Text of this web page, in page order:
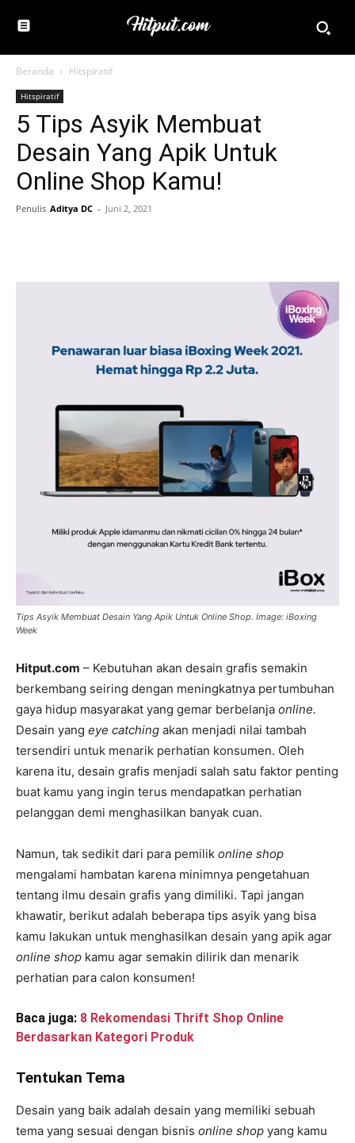
Beranda Hitspiratif
Hitspiratif
5 Tips Asyik Membuat
Desain Yang Apik Untuk
Online Shop Kamu!
Penulis Aditya DC - Juni 2, 2021
Tips Asyik Membuat Desain Yang Apik Untuk Online Shop. Image: iBoxing
Week
Hitput.com – Kebutuhan akan desain grafis semakin
berkembang seiring dengan meningkatnya pertumbuhan
gaya hidup masyarakat yang gemar berbelanja online.
Desain yang eye catching akan menjadi nilai tambah
tersendiri untuk menarik perhatian konsumen. Oleh
karena itu, desain grafis menjadi salah satu faktor penting
buat kamu yang ingin terus mendapatkan perhatian
pelanggan demi menghasilkan banyak cuan.
Namun, tak sedikit dari para pemilik online shop
mengalami hambatan karena minimnya pengetahuan
tentang ilmu desain grafis yang dimiliki. Tapi jangan
khawatir, berikut adalah beberapa tips asyik yang bisa
kamu lakukan untuk menghasilkan desain yang apik agar
online shop kamu agar semakin dilirik dan menarik
perhatian para calon konsumen!
Baca juga: 8 Rekomendasi Thrift Shop Online
Berdasarkan Kategori Produk
Tentukan Tema
Desain yang baik adalah desain yang memiliki sebuah
tema yang sesuai dengan bisnis online shop yang kamu